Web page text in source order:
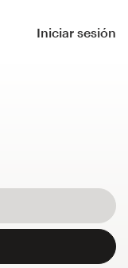
Iniciar sesión